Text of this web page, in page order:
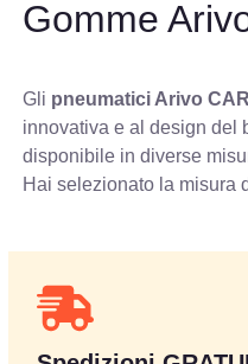
Gomme
Gli pneumatici Arivo
innovativa e al design del
disponibile in diverse
Hai selezionato la misura